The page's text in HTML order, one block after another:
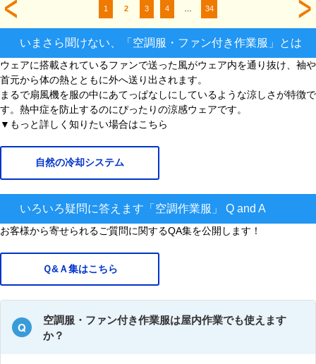
1 2 3 4 34
いまさら聞けない、「空調服・ファン付き作業服」とは
ウェアに搭載されているファンで送った風がウェア内を通り抜け、袖や
首元から体の熱とともに外へ送り出されます。
まるで扇風機を服の中にあてっぱなしにしているような涼しさが特徴で
す。熱中症を防止するのにぴったりの涼感ウェアです。
▼もっと詳しく知りたい場合はこちら
自然の冷却システム
いろいろ疑問に答えます「空調作業服」 Q and A
お客様から寄せられるご質問に関するQA集を公開します！
Ｑ&Ａ集はこちら
空調服・ファン付き作業服は屋内作業でも使えます
か？